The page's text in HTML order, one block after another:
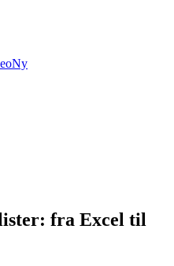
Ny
fra Excel til